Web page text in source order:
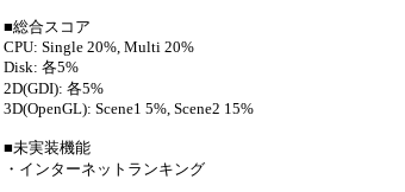
■総合スコア
CPU: Single 20%, Multi 20%
Disk: 各5%
2D(GDI): 各5%
3D(OpenGL): Scene1 5%, Scene2 15%
■未実装機能
・インターネットランキング